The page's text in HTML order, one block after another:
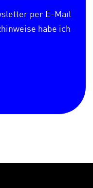
per E-Mail
habe ich